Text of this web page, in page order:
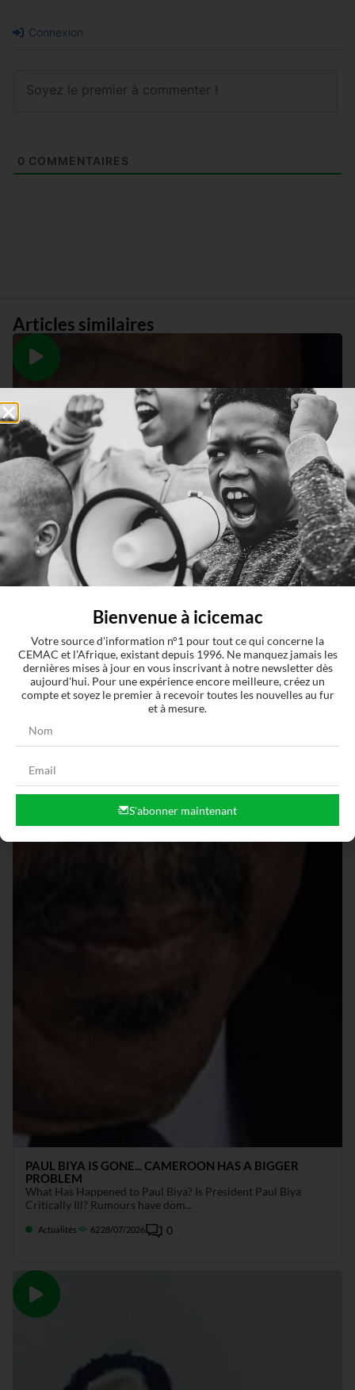
Connexion
0 COMMENTAIRES
Articles similaires
PAUL BIYA IS GONE... CAMEROON HAS A BIGGER
PROBLEM
What Has Happened to Paul Biya? Is President Paul Biya
Critically Ill? Rumours have dom...
Actualités 6228/07/2026 0
Bienvenue à icicemac
Votre source d'information n°1 pour tout ce qui concerne la
CEMAC et l'Afrique, existant depuis 1996. Ne manquez jamais les
dernières mises à jour en vous inscrivant à notre newsletter dès
aujourd'hui. Pour une expérience encore meilleure, créez un
compte et soyez le premier à recevoir toutes les nouvelles au fur
et à mesure.
S'abonner maintenant